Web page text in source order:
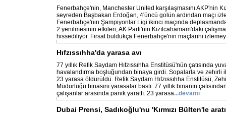
Fenerbahçe'nin, Manchester United karşılaşmasını AKP'nin
seyreden Başbakan Erdoğan, 4'üncü golün ardından maçı
Fenerbahçe'nin Şampiyonlar Ligi ikinci maçında
2 yenilmesinin etkileri, AK Parti'nin Kızılcahamam'daki
hissediliyor. Fırsat buldukça Fenerbahçe'nin maçlarını
Hıfzıssıhha'da yarasa avı
77 yıllık Refik Saydam Hıfzıssıhha Enstitüsü'nün çatısında
havalandırma boşluğundan binaya girdi. Sopalarla ve zehirli
23 yarasa öldürüldü. Refik Saydam Hıfzıssıhha Enstitüsü,
Müdürlüğü binasını yarasalar bastı. 77 yıllık binanın
çalışanlar arasında panik yarattı. 23 yarasa...devamı
Dubai Prensi, Sadıkoğlu'nu 'Kırmızı Bülten'le